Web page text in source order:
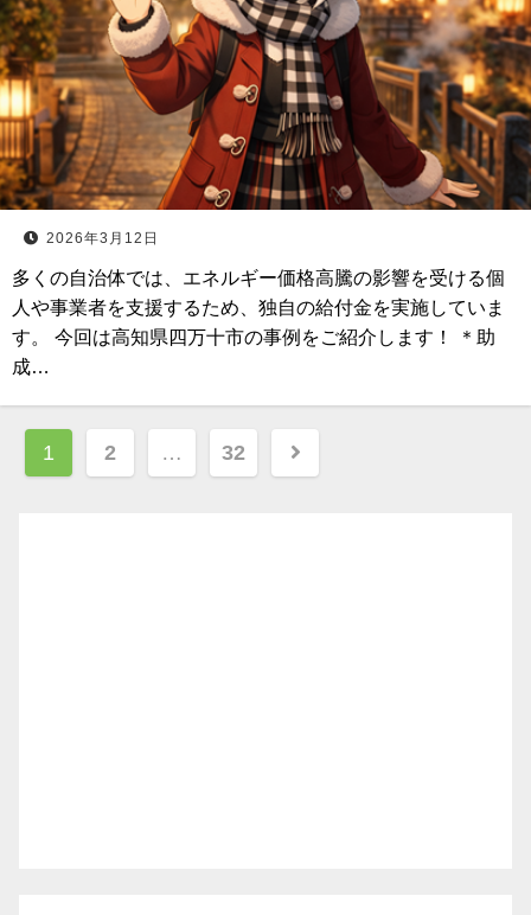
2026年3月12日
多くの自治体では、エネルギー価格高騰の影響を受ける個
人や事業者を支援するため、独自の給付金を実施していま
す。 今回は高知県四万十市の事例をご紹介します！ ＊助
成…
投
稿
1 2 … 32